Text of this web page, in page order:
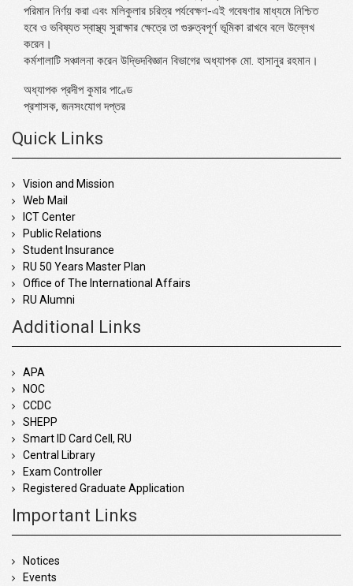
পরিমান নির্ণয় করা এবং মলিকুলার চরিত্র পর্যবেক্ষণ-এই গবেষণার মাধ্যমে নিশ্চিত
হবে ও ভবিষ্যত স্বাস্থ্য সুরাক্ষার ক্ষেত্রে তা গুরুত্বপূর্ণ ভূমিকা রাখবে বলে উল্লেখ
করেন।
কর্মশালাটি সঞ্চালনা করেন উদ্ভিদবিজ্ঞান বিভাগের অধ্যাপক মো. হাসানুর রহমান।
অধ্যাপক প্রদীপ কুমার পাণ্ডে
প্রশাসক, জনসংযোগ দপ্তর
Quick Links
Vision and Mission
Web Mail
ICT Center
Public Relations
Student Insurance
RU 50 Years Master Plan
Office of The International Affairs
RU Alumni
Additional Links
APA
NOC
CCDC
SHEPP
Smart ID Card Cell, RU
Central Library
Exam Controller
Registered Graduate Application
Important Links
Notices
Events